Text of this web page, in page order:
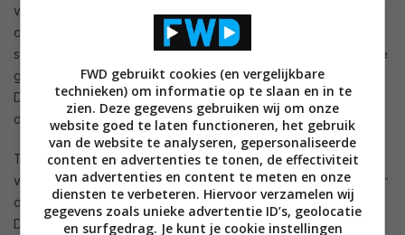
van de α9 Gen 3-processor is in staat om gezichten en tekst
op het scherm te herkennen, deze te verfijnen en aan te
scherpen om meer natuurlijke huidtinten, goed gedefinieerde
gelaatstrekken en duidelijkere tekst te produceren.
Daarnaast herkent de processor het type content en past
deze automatisch de ideale beeldinstellingen toe.
Tot slot analyseert en classificeert LG’s AI Sound Pro audio in
vijf categorieën – muziek, films, sport, drama of nieuws – voor
duidelijkere stemmen en een rijker achtergrondgeluid.
Dialogen worden geïsoleerd en het volume ervan verhoogd,
FWD gebruikt cookies (en vergelijkbare
technieken) om informatie op te slaan en in te
zien. Deze gegevens gebruiken wij om onze
website goed te laten functioneren, het gebruik
van de website te analyseren, gepersonaliseerde
content en advertenties te tonen, de effectiviteit
van advertenties en content te meten en onze
diensten te verbeteren. Hiervoor verzamelen wij
gegevens zoals unieke advertentie ID’s, geolocatie
en surfgedrag. Je kunt je cookie instellingen